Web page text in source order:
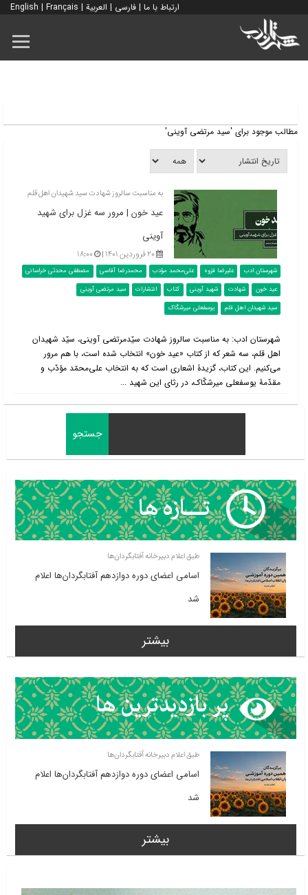
ارتباط با ما | فارسی | العربية |
English | Français
مطالب موجود برای 'سید مرتضی آوینی'
به مناسبت سالروز شهادت سید شهیدان اهل قلم
عید خون | مرور سه غزل برای شهید
آوینی
۲۰ فروردین ۱۴۰۱ | ۱۸:۰۰
شهرستان ادب علیرضا قزوه علی‌محمد مؤدب محمدرضا آقاسی
مصطفی محدثی خراسانی
عید خون
شهادت شهید آوینی کتاب انتشارات
سید مرتضی آوینی
سید شهیدان اهل قلم
یوسفعلی میرشکّاک
شهرستان ادب: به مناسبت سالروز شهادت سیّدمرتضی آوینی، سیّد شهیدان
اهل قلم، سه شعر که از کتاب «عید خون» انتخاب شده است، با هم مرور
می‌کنیم. این کتاب، گزیدۀ اشعاری است که به انتخاب علی‌محمّد مؤدّب و
مقدّمۀ یوسفعلی میرشکّاک، در رثای این شهید ...
طبق اعلام دبیرخانه آفتابگردان‌ها
اسامی اعضای دوره دوازدهم آفتابگردان‌ها اعلام
شد
بیشتر
طبق اعلام دبیرخانه آفتابگردان‌ها
اسامی اعضای دوره دوازدهم آفتابگردان‌ها اعلام
شد
بیشتر